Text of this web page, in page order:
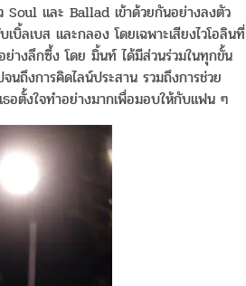
และ Ballad เข้าด้วยกันอย่างลงตัว
บิ้ลเบส และกลอง โดยเฉพาะเสียงไวโอลินที่
อย่างลึกซึ้ง โดย มิ้นท์ ได้มีส่วนร่วมในทุกขั้น
นถึงการคิดไลน์ประสาน รวมถึงการช่วย
อตั้งใจทำอย่างมากเพื่อมอบให้กับแฟน ๆ